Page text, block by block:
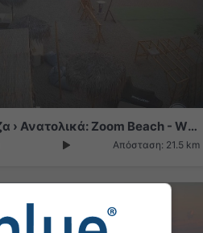
Κωνστάντζα › Ανατολικά: Zoom Beach - WEGO Kiteboarding
Απόσταση: 21.5 km